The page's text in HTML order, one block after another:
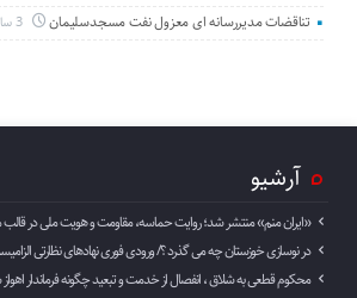
تناقضات مدیررسانه ای معزول نفت مسجدسلیمان 3 سال
آرشیو
«ایران منم» منتشر شد؛ روایت حماسه، مقاومت و هویت ملی در
در نوسازی خوزستان چه می گذرد ؟/ ورودی فوری نهادهای نظارتی
محکوم قطعی به شلاق ، انفصال از خدمت و تبعید چگونه فرماندار